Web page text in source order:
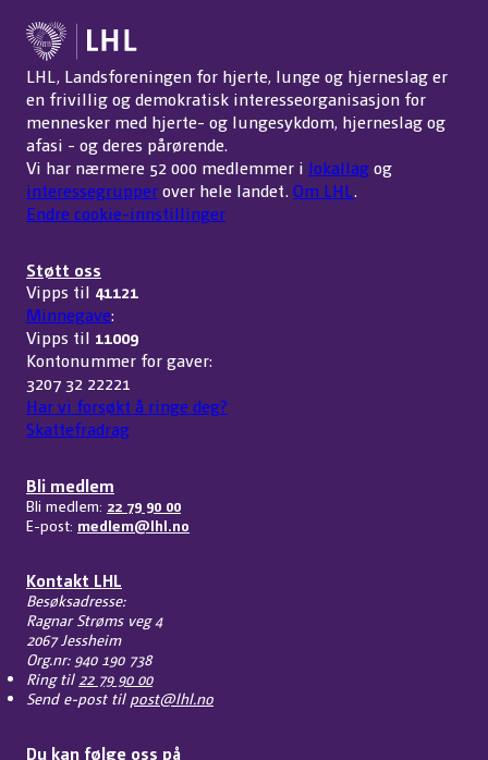
LHL, Landsforeningen for hjerte, lunge og hjerneslag er
en frivillig og demokratisk interesseorganisasjon for
mennesker med hjerte- og lungesykdom, hjerneslag og
afasi - og deres pårørende.
Vi har nærmere 52 000 medlemmer i lokallagog
interessegrupperover hele landet. Om LHL.
Endre cookie-innstillinger
Støtt oss
Vipps til 41121
Minnegave:
Vipps til 11009
Kontonummer for gaver:
3207 32 22221
Har vi forsøkt å ringe deg?
Skattefradrag
Bli medlem
Bli medlem: 22 79 90 00
E-post: medlem@lhl.no
Kontakt LHL
Besøksadresse:
Ragnar Strøms veg 4
2067 Jessheim
Org.nr: 940 190 738
Ring til 22 79 90 00
Send e-post til post@lhl.no
Du kan følge oss på